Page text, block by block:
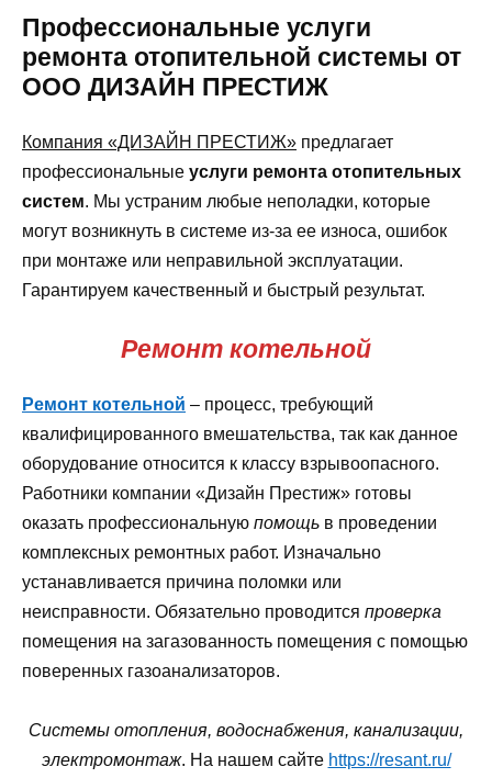
Профессиональные услуги
ремонта отопительной системы от
ООО ДИЗАЙН ПРЕСТИЖ
Компания «ДИЗАЙН ПРЕСТИЖ» предлагает
профессиональные услуги ремонта отопительных
систем. Мы устраним любые неполадки, которые
могут возникнуть в системе из-за ее износа, ошибок
при монтаже или неправильной эксплуатации.
Гарантируем качественный и быстрый результат.
Ремонт котельной
Ремонт котельной – процесс, требующий
квалифицированного вмешательства, так как данное
оборудование относится к классу взрывоопасного.
Работники компании «Дизайн Престиж» готовы
оказать профессиональную помощь в проведении
комплексных ремонтных работ. Изначально
устанавливается причина поломки или
неисправности. Обязательно проводится проверка
помещения на загазованность помещения с помощью
поверенных газоанализаторов.
Системы отопления, водоснабжения, канализации,
электромонтаж. На нашем сайте https://resant.ru/